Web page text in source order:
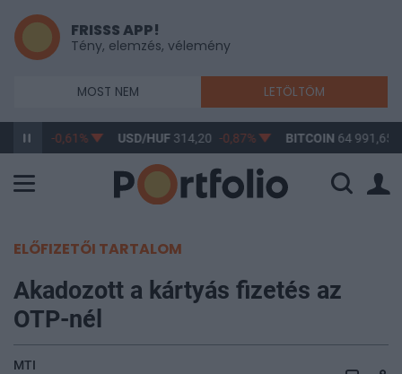
FRISSS APP!
Tény, elemzés, vélemény
MOST NEM LETÖLTÖM
363,17 -0,61% USD/HUF314,20 -0,87% BITCOIN 64 991,65
ELŐFIZETŐI TARTALOM
Akadozott a kártyás fizetés az
OTP-nél
MTI